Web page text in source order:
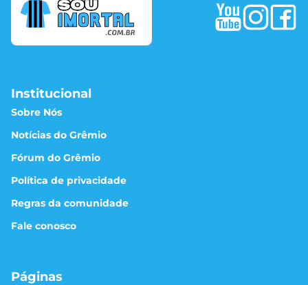
Institucional
Sobre Nós
Notícias do Grêmio
Fórum do Grêmio
Política de privacidade
Regras da comunidade
Fale conosco
Páginas